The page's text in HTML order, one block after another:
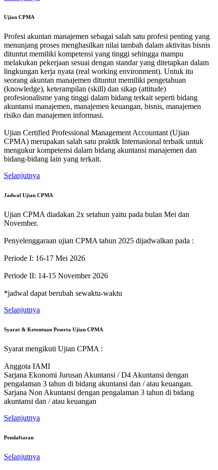
Ujian CPMA
Profesi akuntan manajemen sebagai salah satu profesi penting yang
menunjang proses menghasilkan nilai tambah dalam aktivitas bisnis
dituntut memiliki kompetensi yang tinggi sehingga mampu
melakukan pekerjaan sesuai dengan standar yang ditetapkan dalam
lingkungan kerja nyata (real working environment). Untuk itu
seorang akuntan manajemen dituntut memiliki pengetahuan
(knowledge), keterampilan (skill) dan sikap (attitude)
profesionalisme yang tinggi dalam bidang terkait seperti bidang
akuntansi manajemen, manajemen keuangan, bisnis, manajemen
risiko dan manajemen informasi.
Ujian Certified Professional Management Accountant (Ujian
CPMA) merupakan salah satu praktik Internasional terbaik untuk
mengukur kompetensi dalam bidang akuntansi manajemen dan
bidang-bidang lain yang terkait.
Selanjutnya
Jadwal Ujian CPMA
Ujian CPMA diadakan 2x setahun yaitu pada bulan Mei dan
November.
Penyelenggaraan ujian CPMA tahun 2025 dijadwalkan pada :
Periode I: 16-17 Mei 2026
Periode II: 14-15 November 2026
*jadwal dapat berubah sewaktu-waktu
Selanjutnya
Syarat & Ketentuan Peserta Ujian CPMA
Syarat mengikuti Ujian CPMA :
Anggota IAMI
Sarjana Ekonomi Jurusan Akuntansi / D4 Akuntansi dengan
pengalaman 3 tahun di bidang akuntansi dan / atau keuangan.
Sarjana Non Akuntansi dengan pengalaman 3 tahun di bidang
akuntansi dan / atau keuangan
Selanjutnya
Pendaftaran
Selanjutnya